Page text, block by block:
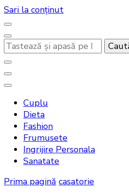
Sari la conținut
Cauți
ceva?
Bandoux
Cuplu
Dieta
Fashion
Frumusete
Ingrijire Personala
Sanatate
Prima pagină casatorie